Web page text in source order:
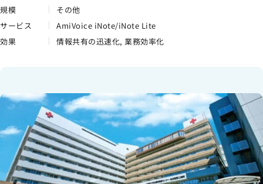
規模
その他
サービス
AmiVoice iNote/iNote Lite
効果
情報共有の迅速化, 業務効率化